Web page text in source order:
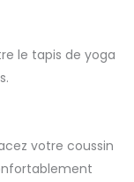
le tapis de yoga
votre coussin